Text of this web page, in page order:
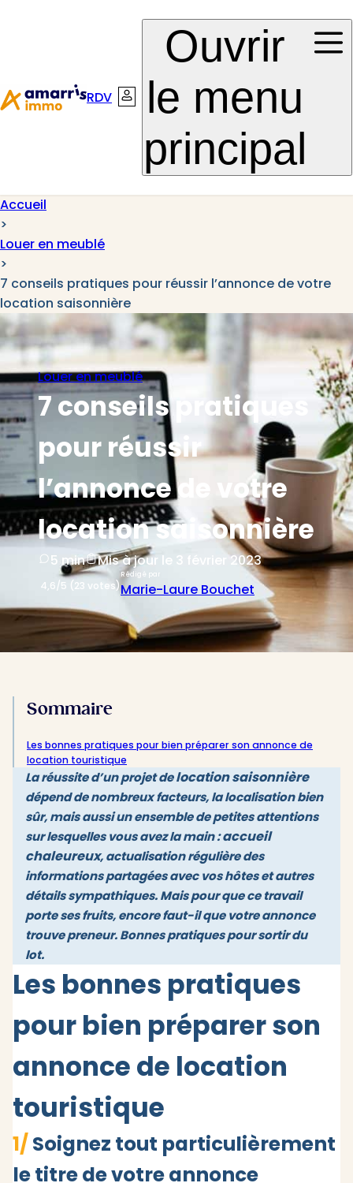
RDV
Connexion
Ouvrir
le menu
principal
Accueil
>
Louer en meublé
>
7 conseils pratiques pour réussir l’annonce de votre
location saisonnière
Louer en meublé
7 conseils pratiques
pour réussir
l’annonce de votre
location saisonnière
5 min Mis à jour le 3 février 2023
4,6/5 (23 votes)
Rédigé par
Marie-Laure Bouchet
Sommaire
Les bonnes pratiques pour bien préparer son annonce de
location touristique
La réussite d’un projet delocation saisonnière
dépend de nombreux facteurs, la localisation bien
sûr, mais aussi un ensemble de petites attentions
sur lesquelles vous avez la main :accueil
chaleureux, actualisation régulière des
informations partagées avec vos hôtes et autres
détails sympathiques. Mais pour que ce travail
porte ses fruits, encore faut-il que votre annonce
trouve preneur. Bonnes pratiques pour sortir du
lot.
Les bonnes pratiques
pour bien préparer son
annonce de location
touristique
1/Soignez tout particulièrement
le titre de votre annonce